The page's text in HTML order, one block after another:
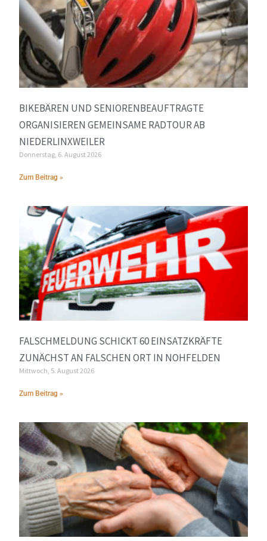
BIKEBÄREN UND SENIORENBEAUFTRAGTE
ORGANISIEREN GEMEINSAME RADTOUR AB
NIEDERLINXWEILER
Donnerstag, 6. August 2026
Zum Beitrag »
FALSCHMELDUNG SCHICKT 60 EINSATZKRÄFTE
ZUNÄCHST AN FALSCHEN ORT IN NOHFELDEN
Mittwoch, 5. August 2026
Zum Beitrag »